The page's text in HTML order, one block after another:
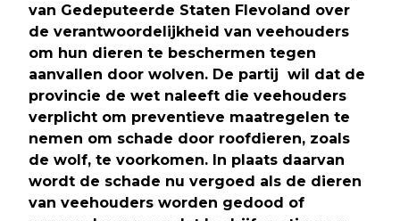
van Gedeputeerde Staten Flevoland over
de verantwoordelijkheid van veehouders
om hun dieren te beschermen tegen
aanvallen door wolven. De partij wil dat de
provincie de wet naleeft die veehouders
verplicht om preventieve maatregelen te
nemen om schade door roofdieren, zoals
de wolf, te voorkomen. In plaats daarvan
wordt de schade nu vergoed als de dieren
van veehouders worden gedood of